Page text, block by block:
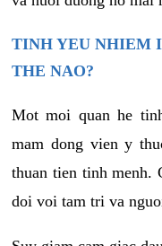
TINH YEU NHIEM
THE NAO?
Mot moi quan he
mam dong vien y
thuan tien tinh menh.
doi voi tam tri va